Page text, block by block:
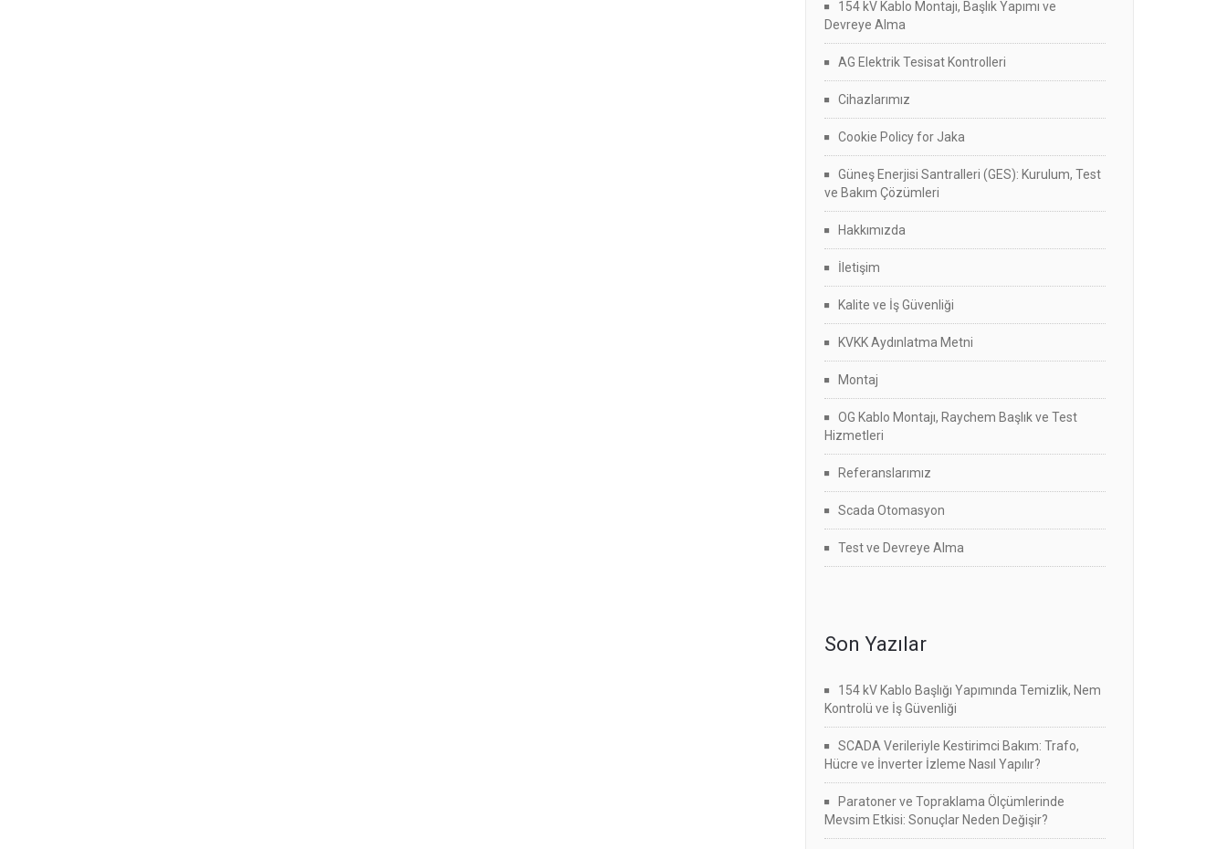
154 kV Kablo Montajı, Başlık Yapımı ve
Devreye Alma
AG Elektrik Tesisat Kontrolleri
Cihazlarımız
Cookie Policy for Jaka
Güneş Enerjisi Santralleri (GES): Kurulum, Test
ve Bakım Çözümleri
Hakkımızda
İletişim
Kalite ve İş Güvenliği
KVKK Aydınlatma Metni
Montaj
OG Kablo Montajı, Raychem Başlık ve Test
Hizmetleri
Referanslarımız
Scada Otomasyon
Test ve Devreye Alma
Son Yazılar
154 kV Kablo Başlığı Yapımında Temizlik, Nem
Kontrolü ve İş Güvenliği
SCADA Verileriyle Kestirimci Bakım: Trafo,
Hücre ve İnverter İzleme Nasıl Yapılır?
Paratoner ve Topraklama Ölçümlerinde
Mevsim Etkisi: Sonuçlar Neden Değişir?